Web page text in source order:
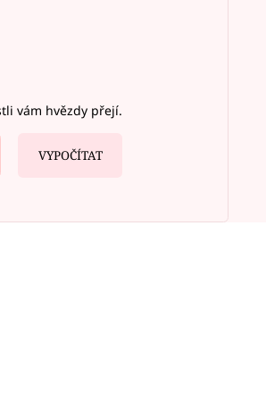
vám hvězdy přejí.
VYPOČÍTAT